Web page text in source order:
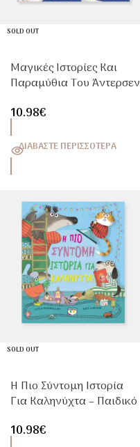
SOLD OUT
Μαγικές Ιστορίες Και
Παραμύθια Του Άντερσεν
Κλασικών Παραμυθιών
10.98€
ΔΙΑΒΆΣΤΕ ΠΕΡΙΣΣΌΤΕΡΑ
SOLD OUT
Η Πιο Σύντομη Ιστορία
Για Καληνύχτα – Παιδικό
Για Παιδιά 3+
10.98€